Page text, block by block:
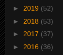
► 2019 (52)
► 2018 (53)
► 2017 (37)
► 2016 (36)